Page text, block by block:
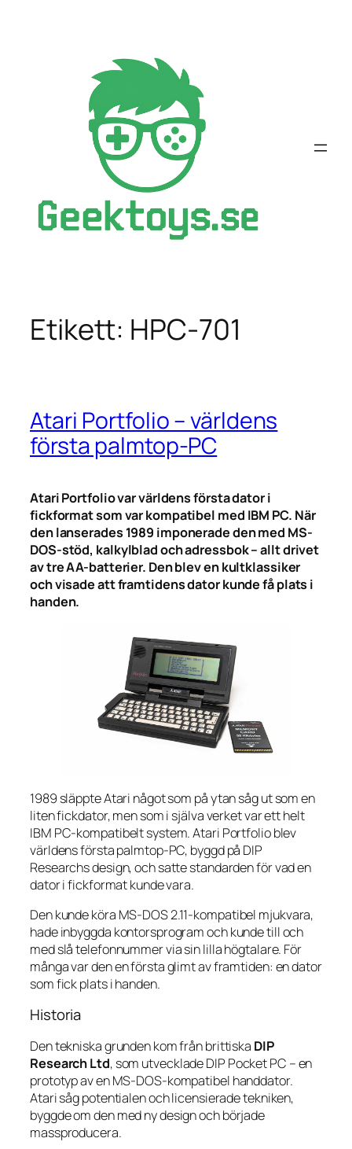
Etikett: HPC-701
Atari Portfolio – världens
första palmtop-PC
Atari Portfolio var världens första dator i
fickformat som var kompatibel med IBM PC. När
den lanserades 1989 imponerade den med MS-
DOS-stöd, kalkylblad och adressbok – allt drivet
av tre AA-batterier. Den blev en kultklassiker
och visade att framtidens dator kunde få plats i
handen.
1989 släppte Atari något som på ytan såg ut som en
liten fickdator, men som i själva verket var ett helt
IBM PC-kompatibelt system. Atari Portfolio blev
världens första palmtop-PC, byggd på DIP
Researchs design, och satte standarden för vad en
dator i fickformat kunde vara.
Den kunde köra MS-DOS 2.11-kompatibel mjukvara,
hade inbyggda kontorsprogram och kunde till och
med slå telefonnummer via sin lilla högtalare. För
många var den en första glimt av framtiden: en dator
som fick plats i handen.
Historia
Den tekniska grunden kom från brittiska DIP
Research Ltd, som utvecklade DIP Pocket PC – en
prototyp av en MS-DOS-kompatibel handdator.
Atari såg potentialen och licensierade tekniken,
byggde om den med ny design och började
massproducera.